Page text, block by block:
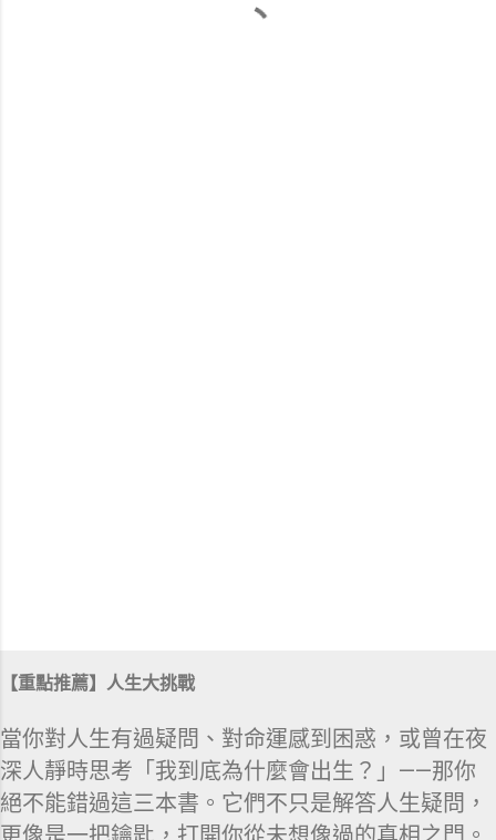
【重點推薦】人生大挑戰
當你對人生有過疑問、對命運感到困惑，或曾在夜
深人靜時思考「我到底為什麼會出生？」——那你
絕不能錯過這三本書。它們不只是解答人生疑問，